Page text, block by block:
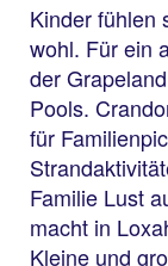
Kinder fühlen
wohl. Für ein
der
Pools.
für
Familie Lust
macht in
Kleine und